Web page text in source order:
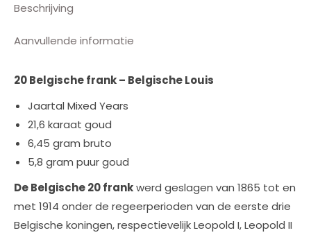
Beschrijving
Aanvullende informatie
20 Belgische frank – Belgische Louis
Jaartal Mixed Years
21,6 karaat goud
6,45 gram bruto
5,8 gram puur goud
De Belgische 20 frankwerd geslagen van 1865 tot en
met 1914 onder de regeerperioden van de eerste drie
Belgische koningen, respectievelijk Leopold I, Leopold II